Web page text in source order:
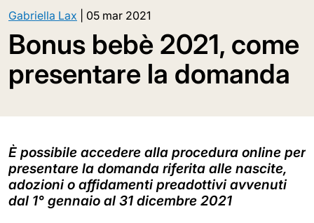
Gabriella Lax 05 mar 2021
Bonus bebè 2021, come
presentare la domanda
È possibile accedere alla procedura online per
presentare la domanda riferita alle nascite,
adozioni o affidamenti preadottivi avvenuti
dal 1° gennaio al 31 dicembre 2021